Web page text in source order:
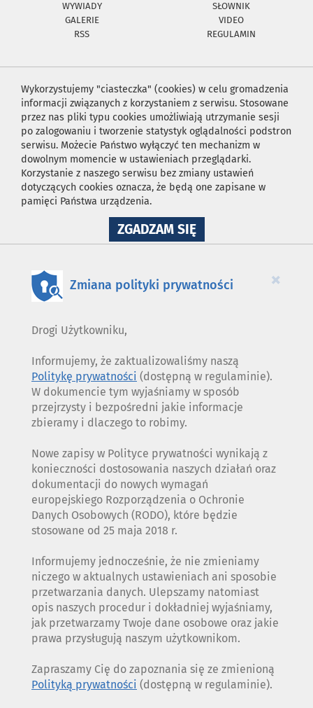
WYWIADY
SŁOWNIK
GALERIE
VIDEO
RSS
REGULAMIN
Wykorzystujemy "ciasteczka" (cookies) w celu gromadzenia
informacji związanych z korzystaniem z serwisu. Stosowane
przez nas pliki typu cookies umożliwiają utrzymanie sesji
po zalogowaniu i tworzenie statystyk oglądalności podstron
serwisu. Możecie Państwo wyłączyć ten mechanizm w
dowolnym momencie w ustawieniach przeglądarki.
Korzystanie z naszego serwisu bez zmiany ustawień
dotyczących cookies oznacza, że będą one zapisane w
pamięci Państwa urządzenia.
ZGADZAM SIĘNA
WYKORZYSTANIE
×
Zmiana polityki prywatności
Drogi Użytkowniku,
Informujemy, że zaktualizowaliśmy naszą
Politykę prywatności (dostępną w regulaminie).
W dokumencie tym wyjaśniamy w sposób
przejrzysty i bezpośredni jakie informacje
zbieramy i dlaczego to robimy.
Nowe zapisy w Polityce prywatności wynikają z
konieczności dostosowania naszych działań oraz
dokumentacji do nowych wymagań
europejskiego Rozporządzenia o Ochronie
Danych Osobowych (RODO), które będzie
stosowane od 25 maja 2018 r.
Informujemy jednocześnie, że nie zmieniamy
niczego w aktualnych ustawieniach ani sposobie
przetwarzania danych. Ulepszamy natomiast
opis naszych procedur i dokładniej wyjaśniamy,
jak przetwarzamy Twoje dane osobowe oraz jakie
prawa przysługują naszym użytkownikom.
Zapraszamy Cię do zapoznania się ze zmienioną
Polityką prywatności (dostępną w regulaminie).